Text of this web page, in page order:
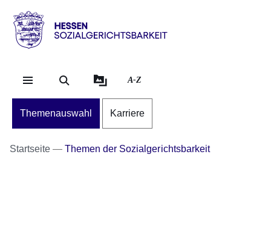
Direkt zum Kopf der
Direkt zum Inhalt
Direkt zum Fuß der
Hessen
Sozialgerichtsbarkeit
A-Z
Themenauswahl Karriere
Startseite Themen der Sozialgerichtsbarkeit